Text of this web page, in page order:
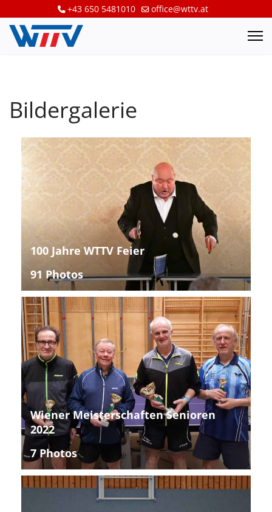
+43 650 5481010 office@wttv.at
Bildergalerie
100 Jahre WTTV Feier
91 Photos
Wiener Meisterschaften Senioren
2022
7 Photos